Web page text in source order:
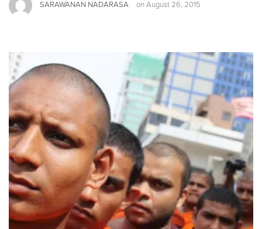
SARAWANAN NADARASA on August 26, 2015